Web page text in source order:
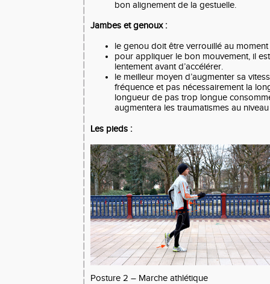
bon alignement de la gestuelle.
Jambes et genoux :
le genou doit être verrouillé au
pour appliquer le bon mouvement, il
lentement avant d’accélérer.
le meilleur moyen d’augmenter sa
fréquence et pas nécessairement la
longueur de pas trop longue
augmentera les traumatismes au
Les pieds :
Posture 2 – Marche athlétique